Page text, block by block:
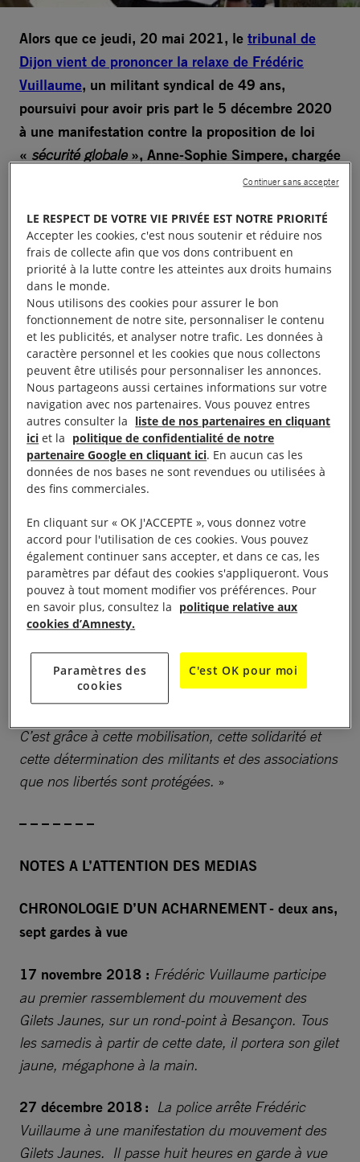
Alors que ce jeudi, 20 mai 2021, le tribunal de
Dijon vient de prononcer la relaxe de Frédéric
Vuillaume, un militant syndical de 49 ans,
poursuivi pour avoir pris part le 5 décembre 2020
à une manifestation contre la proposition de loi
« sécurité globale », Anne-Sophie Simpere, chargée
de plaidoyer Libertés à Amnesty International
Nous nous réjouissons que le tribunal ait pris la
décision de relaxer Frédéric Vuillaume. Ce dossier
était vide et les poursuites n’étaient pas justifiées. Le
procureur de Dijon a tout de même tenu à requérir
une peine de 350 euros d’amende avec sursis, une
sanction certes assez faible pour un délit passible
d’un an de prison, mais qui visait à faire reconnaître
Frédéric coupable d’avoir manifesté. La décision de
relaxe est une importante victoire pour lui et pour le
droit de manifester en France. Mais ces arrestations
et poursuites abusives doivent cesser : personne ne
doit craindre d’être arrêté et emprisonné pour avoir
manifesté pacifiquement
Frédéric Vuillaume, acclamé par une soixantaine de
personnes venues le soutenir, a témoigné à sa sortie
du tribunal : « C’était vraiment un procès à charge !
Mon avocat l’a démontré largement. Cette relaxe
n’efface pas toutes les gardes à vue que j’ai vécues.
Je remercie mes nombreux soutiens. Notamment
C’est grâce à cette mobilisation, cette solidarité et
cette détermination des militants et des associations
que nos libertés sont protégées. »
– – – – – – –
NOTES A L’ATTENTION DES MEDIAS
CHRONOLOGIE D’UN ACHARNEMENT - deux ans,
sept gardes à vue
17 novembre 2018 : Frédéric Vuillaume participe
au premier rassemblement du mouvement des
Gilets Jaunes, sur un rond-point à Besançon. Tous
les samedis à partir de cette date, il portera son gilet
jaune, mégaphone à la main.
27 décembre 2018 : La police arrête Frédéric
Vuillaume à une manifestation du mouvement des
Gilets Jaunes. Il passe huit heures en garde à vue
LE RESPECT DE VOTRE VIE PRIVÉE EST NOTRE PRIORITÉ
Accepter les cookies, c'est nous soutenir et réduire nos
frais de collecte afin que vos dons contribuent en
priorité à la lutte contre les atteintes aux droits humains
dans le monde.
Nous utilisons des cookies pour assurer le bon
fonctionnement de notre site, personnaliser le contenu
et les publicités, et analyser notre trafic. Les données à
caractère personnel et les cookies que nous collectons
peuvent être utilisés pour personnaliser les annonces.
Nous partageons aussi certaines informations sur votre
navigation avec nos partenaires. Vous pouvez entres
autres consulter la liste de nos partenaires en cliquant
ici et la politique de confidentialité de notre
partenaire Google en cliquant ici. En aucun cas les
données de nos bases ne sont revendues ou utilisées à
des fins commerciales.
En cliquant sur « OK J'ACCEPTE », vous donnez votre
accord pour l'utilisation de ces cookies. Vous pouvez
également continuer sans accepter, et dans ce cas, les
paramètres par défaut des cookies s'appliqueront. Vous
pouvez à tout moment modifier vos préférences. Pour
en savoir plus, consultez la politique relative aux
cookies d’Amnesty.
Paramètres des
cookies
C'est OK pour moi
Continuer sans accepter